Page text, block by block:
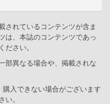
されているコンテンツが含ま
は、本誌のコンテンツであっ
ださい。
部異なる場合や、掲載されな
入できない場合がございます
い。